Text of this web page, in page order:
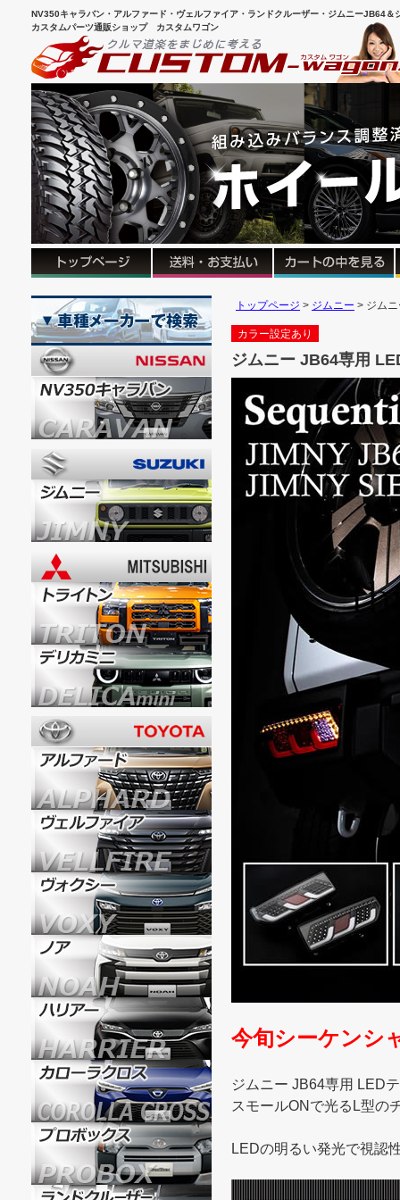
NV350キャラバン・アルファード・ヴェルファイア・ランドクルーザー・ジムニーJB64
カスタムパーツ通販ショップ カスタムワゴン
トップページ ジムニー ジム
カラー設定あり
ジムニー JB64専用
今旬シーケンシ
ジムニー JB64専用 LED
スモールONで光るL型の
LEDの明るい発光で視認